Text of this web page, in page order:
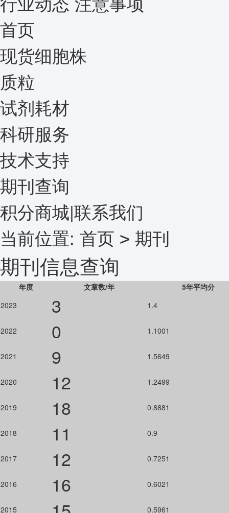
首页
现货细胞株
质粒
试剂耗材
科研服务
技术支持
期刊查询
积分商城|联系我们
当前位置: 首页 > 期刊
期刊信息查询
年度 文章数/年
5年平均分
2023
3 1.4
2022 0 1.1001
2021 9 1.5649
2020 12 1.2499
2019 18 0.8881
2018 11 0.9
2017 12 0.7251
2016 16 0.6021
2015 0.5961